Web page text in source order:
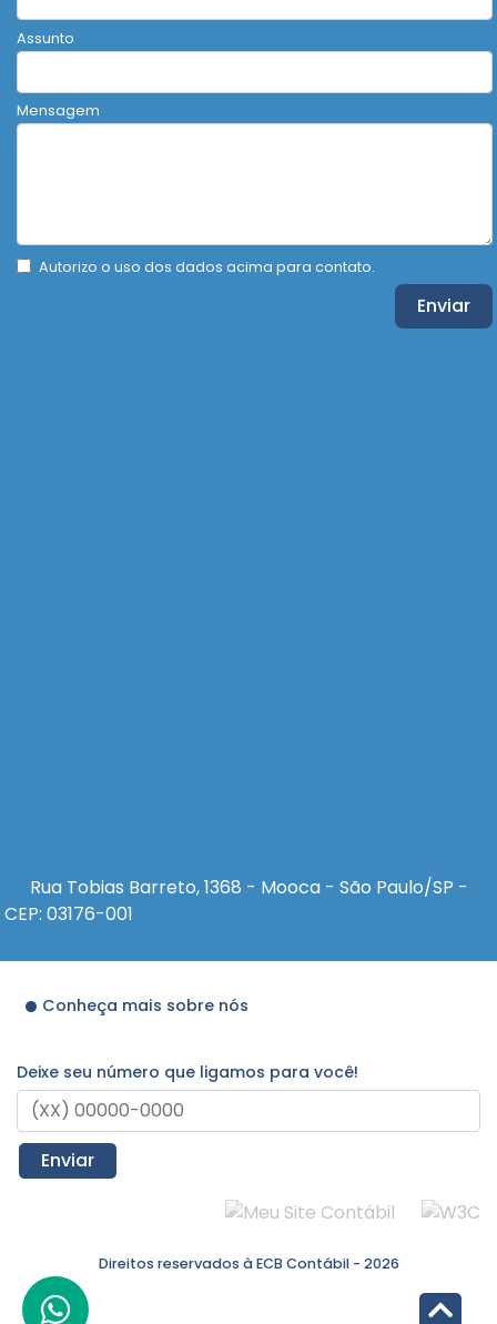
Assunto
Mensagem
Autorizo o uso dos dados acima para contato.
Enviar
Rua Tobias Barreto, 1368 - Mooca - São Paulo/SP -
CEP: 03176-001
Conheça mais sobre nós
Deixe seu número que ligamos para você!
Enviar
Direitos reservados à ECB Contábil - 2026